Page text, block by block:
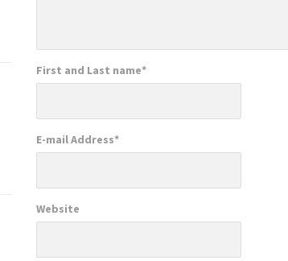
First and Last name*
E-mail Address*
Website